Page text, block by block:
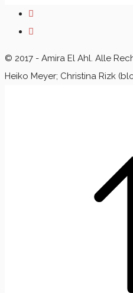
© 2017 - Amira El Ahl. Alle
Heiko Meyer; Christina Rizk